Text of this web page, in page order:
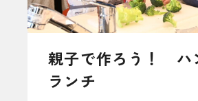
親子で作ろう！ ハ
ランチ